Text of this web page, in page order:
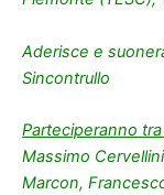
Aderisce e
Sincontrullo
Parteciperanno
Massimo
Marcon,